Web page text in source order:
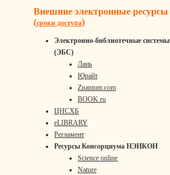
Внешние электронные ресурсы
(сроки доступа)
Электронно-библиотечные системы
(ЭБС)
Лань
Юрайт
Znanium.com
BOOK.ru
ЦНСХБ
eLIBRARY
Регламент
Ресурсы Консорциума НЭИКОН
Science online
Nature